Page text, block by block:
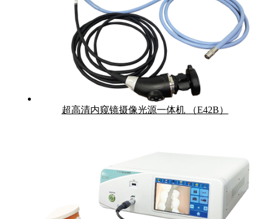
超高清内窥镜摄像光源一体机 （E42B）